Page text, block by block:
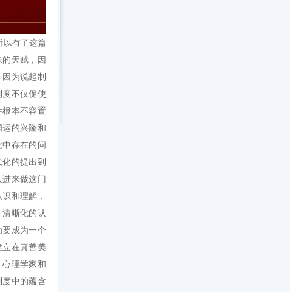
有了这篇
天赋，因
为说起制
不仅促使
本不容置
的兴隆和
存在的问
的提出到
来做这门
和理解，
晰化的认
成为一个
在真善美
理学家和
中的蕴含